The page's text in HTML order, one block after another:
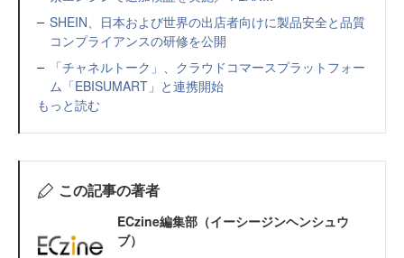
SHEIN、日本および世界の出店者向けに製品安全と品質
コンプライアンスの研修を公開
「チャネルトーク」、クラウドコマースプラットフォー
ム「EBISUMART」と連携開始
もっと読む
この記事の著者
ECzine編集部（イーシージンヘンシュウ
ブ）